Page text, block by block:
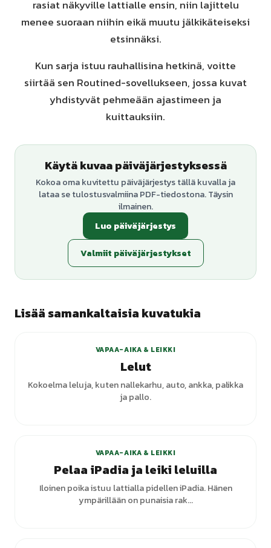
rasiat näkyville lattialle ensin, niin lajittelu
menee suoraan niihin eikä muutu jälkikäteiseksi
etsinnäksi.
Kun sarja istuu rauhallisina hetkinä, voitte
siirtää sen Routined-sovellukseen, jossa kuvat
yhdistyvät pehmeään ajastimeen ja
kuittauksiin.
Käytä kuvaa päiväjärjestyksessä
Kokoa oma kuvitettu päiväjärjestys tällä kuvalla ja
lataa se tulostusvalmiina PDF-tiedostona. Täysin
ilmainen.
Luo päiväjärjestys
Valmiit päiväjärjestykset
Lisää samankaltaisia kuvatukia
VAPAA-AIKA & LEIKKI
Lelut
Kokoelma leluja, kuten nallekarhu, auto, ankka, palikka
ja pallo.
VAPAA-AIKA & LEIKKI
Pelaa iPadia ja leiki leluilla
Iloinen poika istuu lattialla pidellen iPadia. Hänen
ympärillään on punaisia rak...